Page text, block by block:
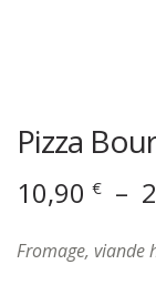
Pizza
10,90 € –
Fromage, viande